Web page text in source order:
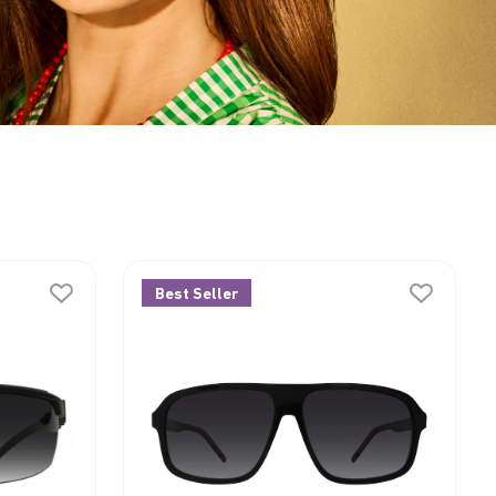
Best Seller